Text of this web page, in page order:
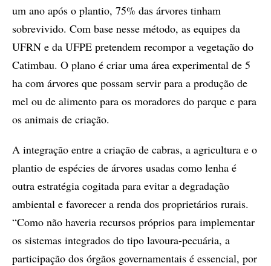
um ano após o plantio, 75% das árvores tinham
sobrevivido. Com base nesse método, as equipes da
UFRN e da UFPE pretendem recompor a vegetação do
Catimbau. O plano é criar uma área experimental de 5
ha com árvores que possam servir para a produção de
mel ou de alimento para os moradores do parque e para
os animais de criação.
A integração entre a criação de cabras, a agricultura e o
plantio de espécies de árvores usadas como lenha é
outra estratégia cogitada para evitar a degradação
ambiental e favorecer a renda dos proprietários rurais.
“Como não haveria recursos próprios para implementar
os sistemas integrados do tipo lavoura-pecuária, a
participação dos órgãos governamentais é essencial, por